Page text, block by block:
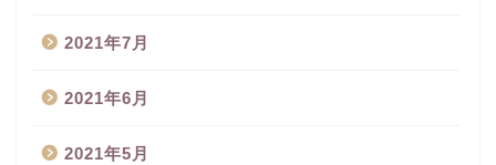
2021年7月
2021年6月
2021年5月